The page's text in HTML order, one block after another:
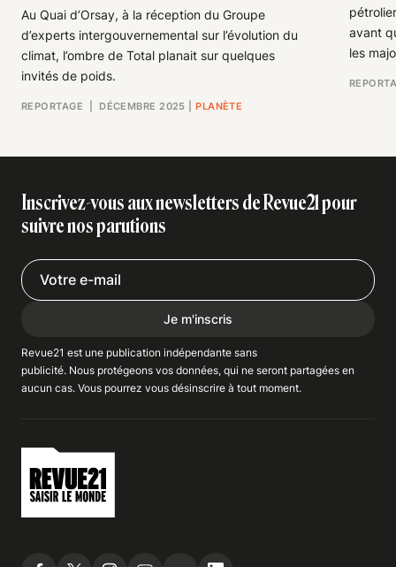
Au Quai d’Orsay, à la réception du Groupe
d’experts intergouvernemental sur l’évolution du
climat, l’ombre de Total planait sur quelques
invités de poids.
REPORTAGE | DÉCEMBRE 2025 |PLANÈTE
avant
les
Inscrivez-vous aux newsletters de Revue21 pour
suivre nos parutions
Je m'inscris
Revue21 est une publication indépendante sans
publicité. Nous protégeons vos données, qui ne seront partagées en
aucun cas. Vous pourrez vous désinscrire à tout moment.